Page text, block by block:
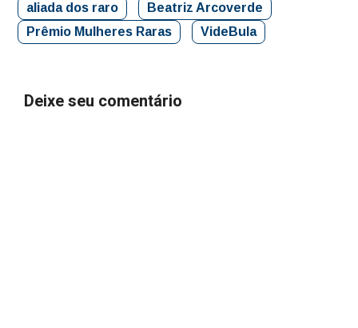
aliada dos raro
Beatriz Arcoverde
Prêmio Mulheres Raras
VideBula
Deixe seu comentário